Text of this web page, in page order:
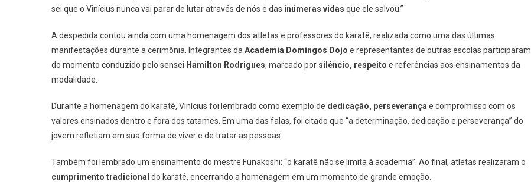
sei que o Vinícius nunca vai parar de lutar através de nós e das inúmeras vidas que ele salvou.”
A despedida contou ainda com uma homenagem dos atletas e professores do karatê, realizada como uma das últimas
manifestações durante a cerimônia. Integrantes da Academia Domingos Dojo e representantes de outras escolas participaram
do momento conduzido pelo sensei Hamilton Rodrigues, marcado por silêncio, respeito e referências aos ensinamentos da
modalidade.
Durante a homenagem do karatê, Vinícius foi lembrado como exemplo de dedicação, perseverança e compromisso com os
valores ensinados dentro e fora dos tatames. Em uma das falas, foi citado que “a determinação, dedicação e perseverança” do
jovem refletiam em sua forma de viver e de tratar as pessoas.
Também foi lembrado um ensinamento do mestre Funakoshi: “o karatê não se limita à academia”. Ao final, atletas realizaram o
cumprimento tradicional do karatê, encerrando a homenagem em um momento de grande emoção.